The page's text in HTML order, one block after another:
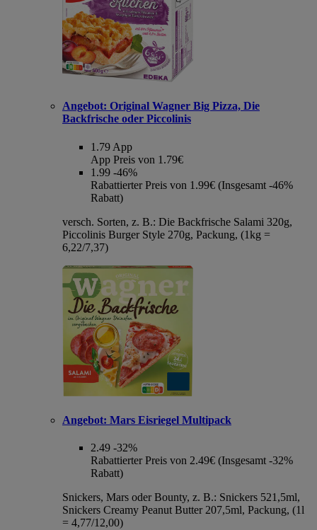
Angebot: Original Wagner Big Pizza, Die
Backfrische oder Piccolinis
1.79 App
App Preis von 1.79€
1.99 -46%
Rabattierter Preis von 1.99€ (Insgesamt -46%
Rabatt)
versch. Sorten, z. B.: Die Backfrische Salami 320g,
Piccolinis Burger Style 270g, Packung, (1kg =
6,22/7,37)
Angebot: Mars Eisriegel Multipack
2.49 -32%
Rabattierter Preis von 2.49€ (Insgesamt -32%
Rabatt)
Snickers, Mars oder Bounty, z. B.: Snickers 521,5ml,
Snickers Creamy Peanut Butter 207,5ml, Packung, (1l
= 4,77/12,00)